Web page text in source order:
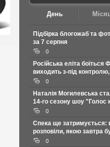
День
Підбірка блогожаб та
за 7 серпня
0
Російська еліта
виходить з-під
0
Наталія Могилевська
14-го сезону шоу "Голос
0
Спека ще затримується:
розповіли, якою завтра
0